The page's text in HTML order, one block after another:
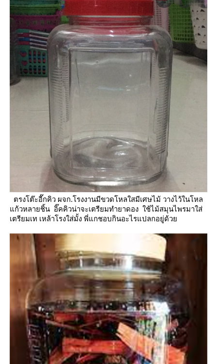
ตรงโต๊ะอี๊กคิว ผจก.โรงงานมีขวดโหลใสมีเศษไม้ วางไว้ในโหล
ก้วหลายชิ้น อิ๊คคิวน่าจะเตรียมทำยาดอง ช้ไม้สมุนไพรมาใส่
เตรียมเท เหล้าโรงใส่มั้ง พี่แกชอบกินอะไรแปลกอยู่ด้ว